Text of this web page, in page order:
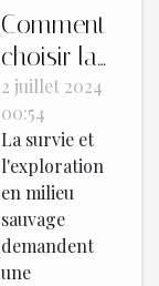
Comment
choisir la
meilleure
pierre à feu
pour vos
aventures
en plein air
2 juillet 2024
00:54
La survie et
l'exploration
en milieu
sauvage
demandent
une